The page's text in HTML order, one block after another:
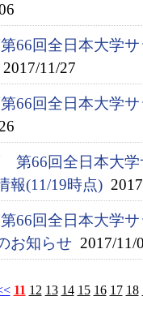
第66回全日本大学
2017/11/27
第66回全日本大学
第66回全日本大
報(11/19時点)
第66回全日本大学
お知らせ 2017/11/
11 12 13 14 15 16 17 18